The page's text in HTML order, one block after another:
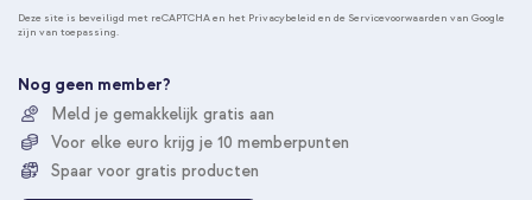
n
n
e
u
o
p
Deze site is beveiligd met reCAPTCHA en het Privacybeleid en de Servicevoorwaarden van Google
zijn van toepassing.
Nog geen member?
Meld je gemakkelijk gratis aan
Voor elke euro krijg je 10 memberpunten
Spaar voor gratis producten